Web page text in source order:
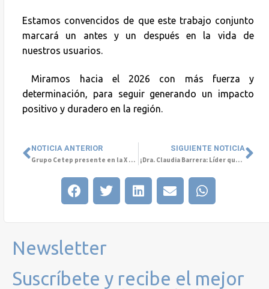
Estamos convencidos de que este trabajo conjunto
marcará un antes y un después en la vida de
nuestros usuarios.
Miramos hacia el 2026 con más fuerza y
determinación, para seguir generando un impacto
positivo y duradero en la región.
NOTICIA ANTERIOR
Grupo Cetep presente en la X Jornada de Investigación de la Universidad Central
SIGUIENTE NOTICIA
¡Dra. Claudia Barrera: Líder que inspira!
Newsletter
Suscríbete y recibe el mejor